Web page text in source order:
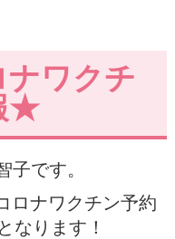
ワクチ
★
子です。
ロナワクチン予約
なります！